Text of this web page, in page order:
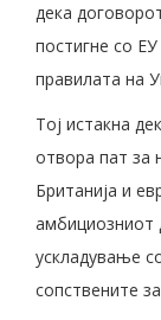
дека
постигне со
правилата на
Тој истакна
отвора пат за
Британија и
амбициозниот
ускладување
сопствените